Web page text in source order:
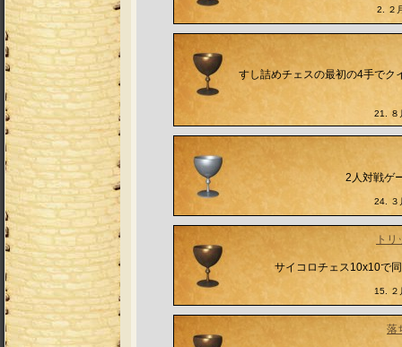
2. ２
すし詰めチェスの最初の4手でク
21. ８
2人対戦ゲ
24. ３
ト
サイコロチェス10x10で
15. ２
落